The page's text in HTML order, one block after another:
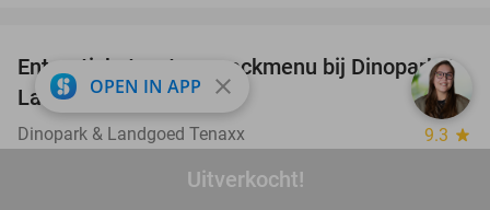
Uitverkocht!
22%
Entreeticket, evt. + snackmenu bij Dinopark &
Landgoed Tenaxx
Dinopark & Landgoed Tenaxx 9.3 star
OPEN IN APP close